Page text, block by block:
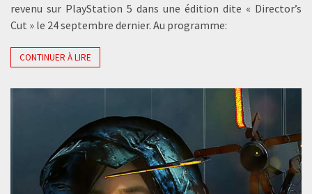
revenu sur PlayStation 5 dans une édition dite « Director’s
Cut » le 24 septembre dernier. Au programme:
CONTINUER À LIRE